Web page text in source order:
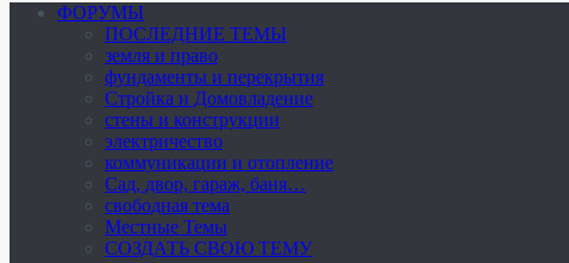
ФОРУМЫ
ПОСЛЕДНИЕ ТЕМЫ
земля и право
фундаменты и перекрытия
Стройка и Домовладение
стены и конструкции
электричество
коммуникации и отопление
Cад, двор, гараж, баня…
свободная тема
Местные Темы
СОЗДАТЬ СВОЮ ТЕМУ